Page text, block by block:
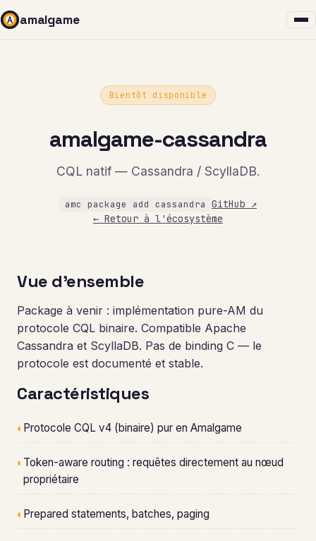
amalgame
Bientôt disponible
amalgame-cassandra
CQL natif — Cassandra / ScyllaDB.
amc package add cassandra GitHub ↗
← Retour à l'écosystème
Vue d'ensemble
Package à venir : implémentation pure-AM du
protocole CQL binaire. Compatible Apache
Cassandra et ScyllaDB. Pas de binding C — le
protocole est documenté et stable.
Caractéristiques
◐ Protocole CQL v4 (binaire) pur en Amalgame
◐ Token-aware routing : requêtes directement au nœud
propriétaire
◐ Prepared statements, batches, paging